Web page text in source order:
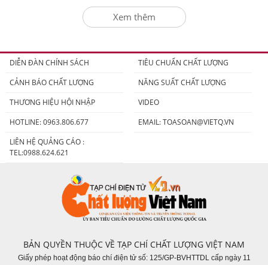
Xem thêm
DIỄN ĐÀN CHÍNH SÁCH
TIÊU CHUẨN CHẤT LƯỢNG
CẢNH BÁO CHẤT LƯỢNG
NĂNG SUẤT CHẤT LƯỢNG
THƯƠNG HIỆU HỘI NHẬP
VIDEO
HOTLINE: 0963.806.677
EMAIL:TOASOAN@VIETQ.VN
LIÊN HỆ QUẢNG CÁO :
TEL:0988.624.621
BẢN QUYỀN THUỘC VỀ TẠP CHÍ CHẤT LƯỢNG VIỆT NAM
Giấy phép hoạt động báo chí điện tử số: 125/GP-BVHTTDL cấp ngày 11